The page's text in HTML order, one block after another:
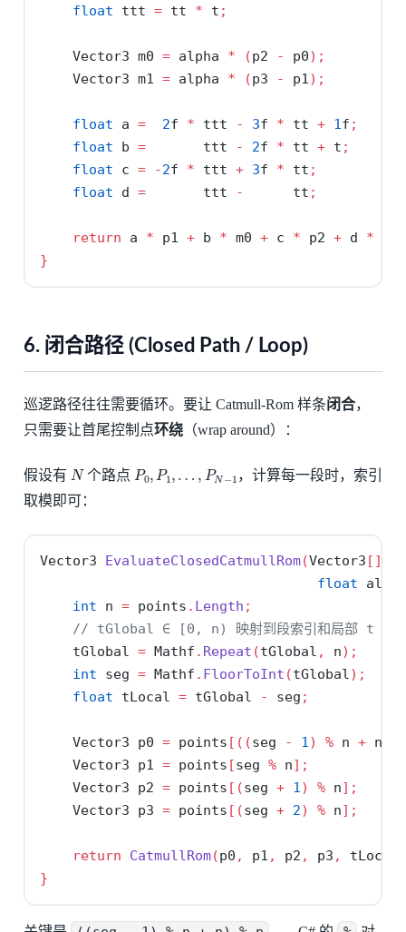
float ttt = tt * t ;
    Vector3 m0
= alpha * (p2 - p0);
    Vector3 m1
= alpha * (p3 - p1);
float a = 2f * ttt - 3f * tt + 1f ;
float b =
       ttt
- 2f * tt + t ;
float c = -2f * ttt + 3f * tt ;
float d =
       ttt
-
      tt
;
return a * p1 + b * m0 + c * p2 + d *
}
6. 闭合路径 (Closed Path / Loop)
巡逻路径往往需要循环。要让 Catmull-Rom 样条闭合，
只需要让首尾控制点环绕（wrap around）：
假设有 N个路点 P0 P1 N−
，计算每一段时，索引
取模即可：
Vector3 EvaluateClosedCatmullRom(Vector3 []
float
int n = points . Length ;
// tGlobal ∈ [0, n) 映射到段索引和局部 t
    tGlobal
= Mathf . Repeat (tGlobal , n);
int seg = Mathf . FloorToInt (tGlobal);
float tLocal = tGlobal - seg ;
    Vector3 p0
= points [((seg - 1) % n + n
    Vector3 p1
= points [seg % n];
    Vector3 p2
= points [(seg + 1) % n];
    Vector3 p3
= points [(seg + 2) % n];
return CatmullRom(p0 , p1 , p2 , p3 , tLocal
}